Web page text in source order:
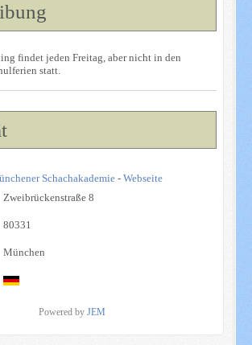
findet jeden Freitag, aber nicht in den
statt.
Schachakademie- Webseite
Zweibrückenstraße 8
80331
München
Powered by JEM